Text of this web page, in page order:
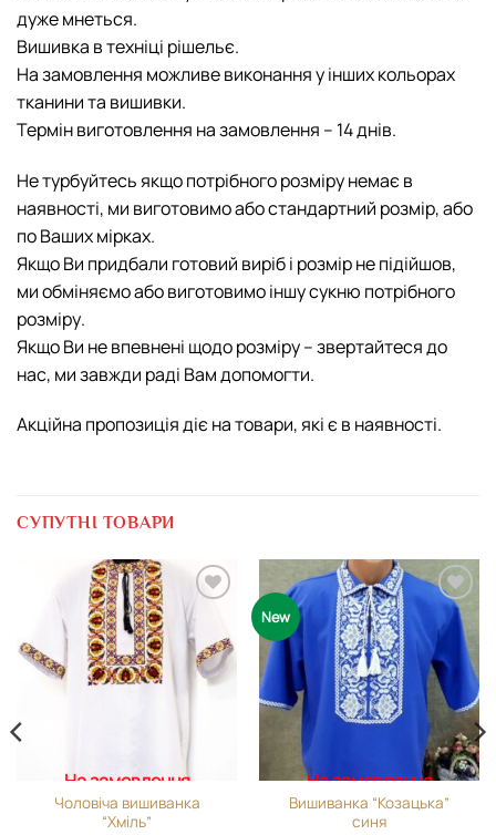
дуже мнеться.
Вишивка в техніці рішельє.
На замовлення можливе виконання у інших кольорах
тканини та вишивки.
Термін виготовлення на замовлення – 14 днів.
Не турбуйтесь якщо потрібного розміру немає в
наявності, ми виготовимо або стандартний розмір, або
по Ваших мірках.
Якщо Ви придбали готовий виріб і розмір не підійшов,
ми обміняємо або виготовимо іншу cукню потрібного
розміру.
Якщо Ви не впевнені щодо розміру – звертайтеся до
нас, ми завжди раді Вам допомогти.
Акційна пропозиція діє на товари, які є в наявності.
СУПУТНІ ТОВАРИ
Додати
виріб у
вибране
На замовлення
Чоловіча вишиванка
“Хміль”
New
Додати
виріб у
вибране
На замовлення
Вишиванка “Козацька”
синя